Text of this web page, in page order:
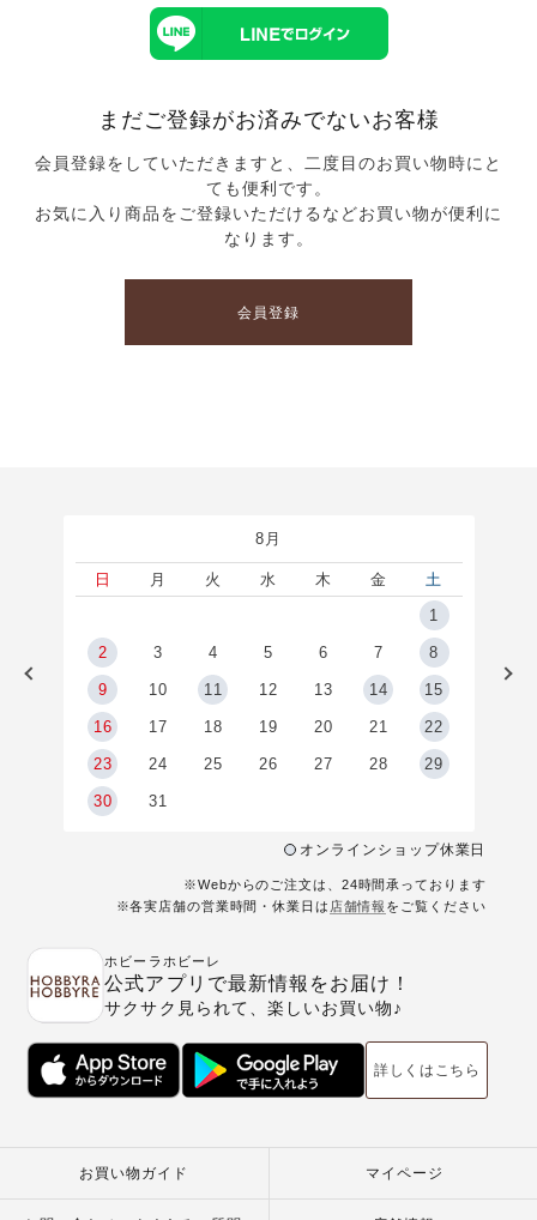
まだご登録がお済みでないお客様
会員登録をしていただきますと、二度目のお買い物時にと
ても便利です。
お気に入り商品をご登録いただけるなどお買い物が便利に
なります。
会員登録
8月
日 月 火 水 木 金
土
1
2 3 4 5 6 7 8
9 10 11 12 13 14 15
16 17 18 19 20 21 22
23 24 25 26 27 28 29
30 31
オンラインショップ休業日
※Webからのご注文は、24時間承っております
※各実店舗の営業時間・休業日は 店舗情報 をご覧ください
ホビーラホビーレ
公式アプリで最新情報をお届け！
サクサク見られて、楽しいお買い物♪
詳しくはこちら
お買い物ガイド マイページ